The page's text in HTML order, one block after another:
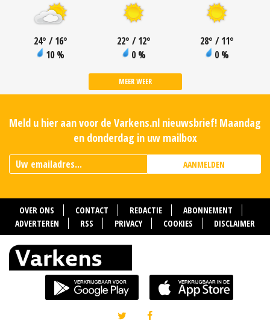
24° / 16°
10 %
22° / 12°
0 %
28° / 11°
0 %
MEER WEER
Meld u hier aan voor de Varkens.nl nieuwsbrief! Maandag
en donderdag in uw mailbox
AANMELDEN
OVER ONS CONTACT REDACTIE
ABONNEMENT
ADVERTEREN
RSS PRIVACY COOKIES DISCLAIMER